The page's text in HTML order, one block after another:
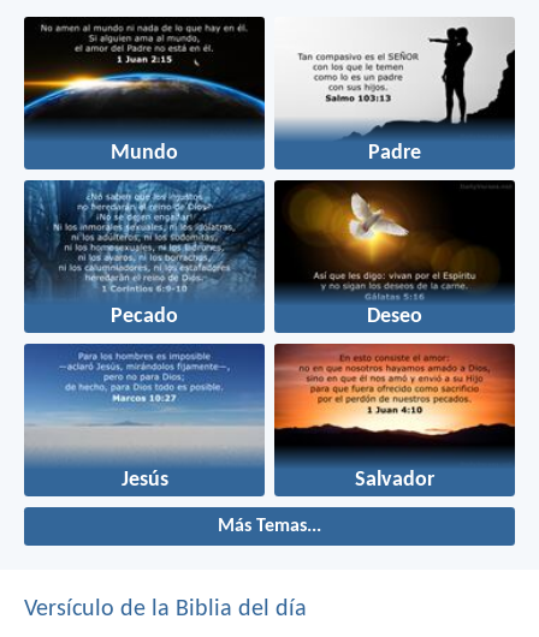
Mundo Padre
Pecado Deseo
Jesús Salvador
Más Temas...
Versículo de la Biblia del día